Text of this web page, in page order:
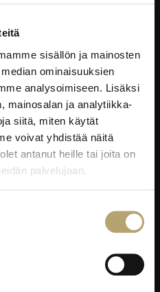
sisällön ja mainosten
ominaisuuksien
analysoimiseen. Lisäksi
mainosalan ja analytiikka-
siitä, miten käytät
voivat yhdistää näitä
antanut heille tai joita on
palvelujaan.